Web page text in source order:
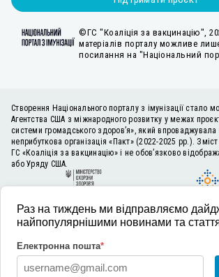
©ГС "Коаліція за вакцинацію",
матеріалів порталу можливе
посилання на "Національний
Створення Національного порталу з імунізації стало
Агентства США з міжнародного розвитку у межах
системи громадського здоров’я», який
неприбуткова організація «Пакт» (2022-2025 рр.).
ГС «Коаліція за вакцинацію» і не обов’язково
або Уряду США.
Раз на тиждень ми відправляємо
найпопулярнішими новинами та
Електронна пошта*